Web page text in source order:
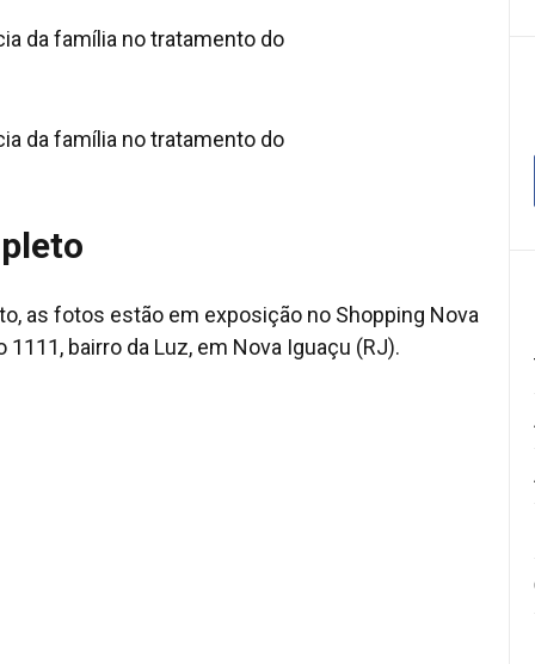
as fotos estão em exposição no Shopping Nova
bairro da Luz, em Nova Iguaçu (RJ).